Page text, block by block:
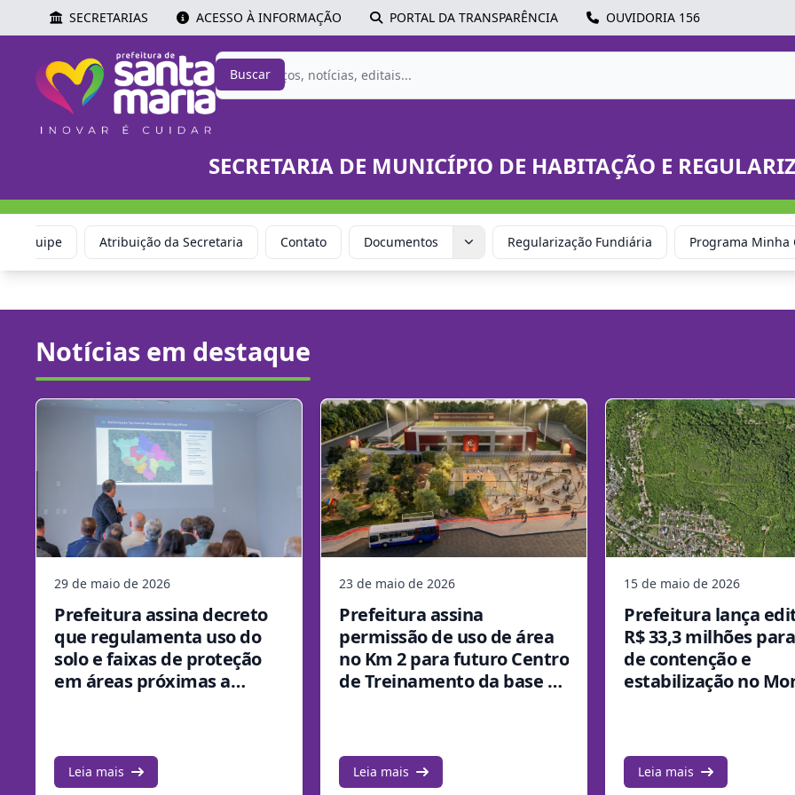
SECRETARIAS ACESSO À INFORMAÇÃO PORTAL DA TRANSPARÊNCIA OUVIDORIA 156
Buscar
SECRETARIA DE MUNICÍPIO DE HABITAÇÃO E
Equipe Atribuição da Secretaria Contato Documentos Regularização Fundiária Programa Minha
Notícias em destaque
29 de maio de 2026
Prefeitura assina decreto
que regulamenta uso do
solo e faixas de proteção
em áreas próximas a
Leia mais
23 de maio de 2026
Prefeitura assina
permissão de uso de área
no Km 2 para futuro Centro
de Treinamento da base do
Leia mais
15 de maio de 2026
Prefeitura lança
R$ 33,3 milhões
de contenção e
estabilização no
Leia mais